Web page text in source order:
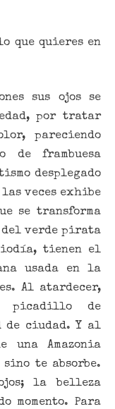
que quieres en
sus ojos se
por tratar
pareciendo
de frambuesa
desplegado
veces exhibe
se transforma
del verde pirata
tienen el
usada en la
Al atardecer,
picadillo de
de ciudad. Y al
una Amazonia
te absorbe.
la belleza
momento. Para